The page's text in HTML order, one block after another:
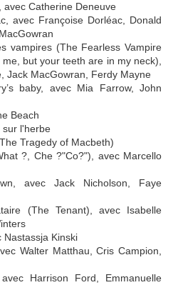
avec Catherine Deneuve
avec Françoise Dorléac, Donald
vampires (The Fearless Vampire
but your teeth are in my neck),
Jack MacGowran, Ferdy Mayne
baby, avec Mia Farrow, John
Beach
sur l'herbe
Tragedy of Macbeth)
?, Che ?"Co?"), avec Marcello
avec Jack Nicholson, Faye
(The Tenant), avec Isabelle
Nastassja Kinski
Walter Matthau, Cris Campion,
Harrison Ford, Emmanuelle